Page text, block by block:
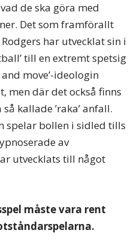
de ska göra med
Det som framförallt
har utvecklat sin i
till en extremt spetsig
move’-ideologin
men där det också finns
kallade ’raka’ anfall.
spelar bollen i sidled tills
av
utvecklats till något
måste vara rent